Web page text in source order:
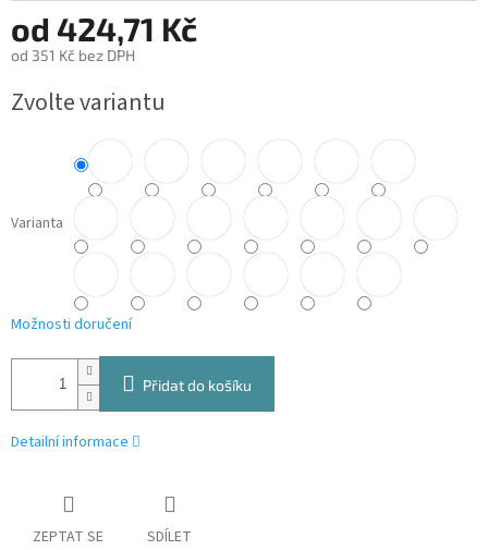
od 424,71 Kč
od 351 Kč bez DPH
cena:
Zvolte variantu
Varianta
Možnosti doručení
Přidat do košíku
Detailní informace
ZEPTAT SE SDÍLET